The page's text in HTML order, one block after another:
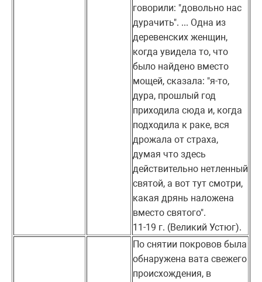
говорили: "довольно нас
дурачить". ... Одна из
деревенских женщин,
когда увидела то, что
было найдено вместо
мощей, сказала: "я-то,
дура, прошлый год
приходила сюда и, когда
подходила к раке, вся
дрожала от страха,
думая что здесь
действительно нетленный
святой, а вот тут смотри,
какая дрянь наложена
вместо святого".
11-19 г. (Великий Устюг).
По снятии покровов была
обнаружена вата свежего
происхождения, в